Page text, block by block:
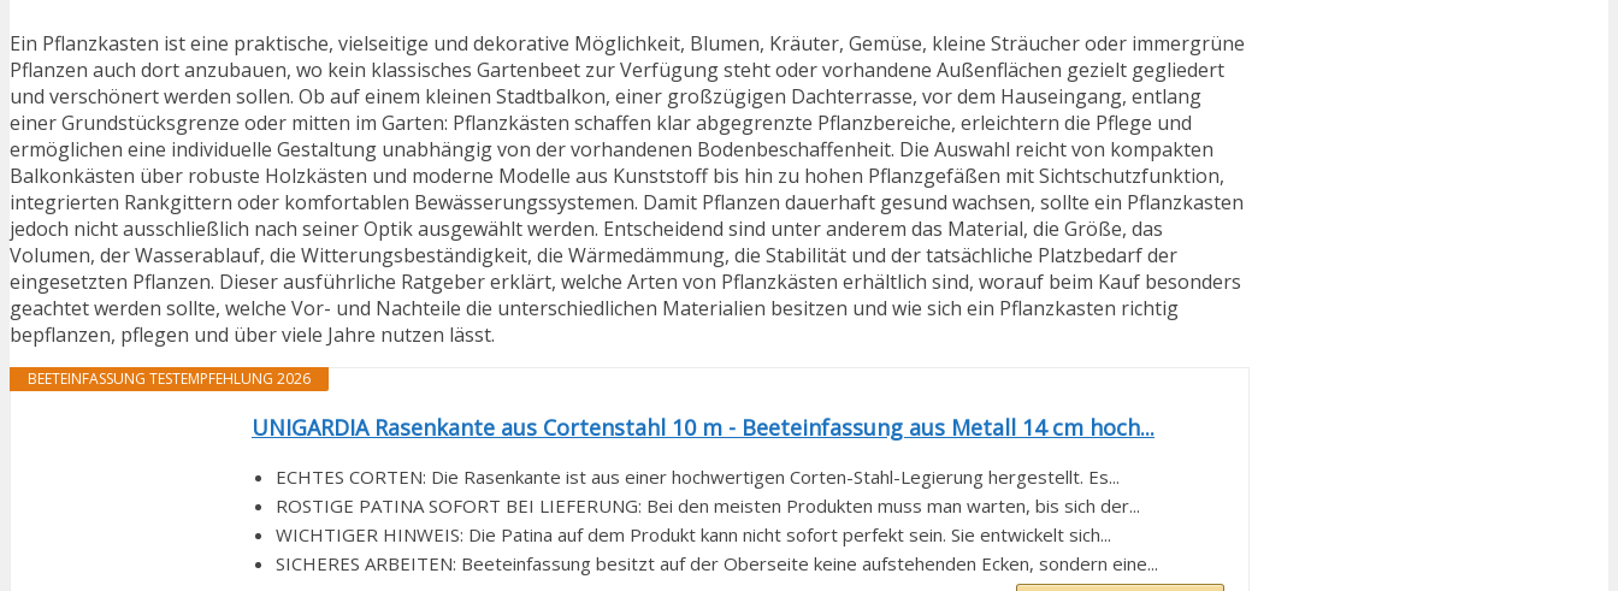
Ein Pflanzkasten ist eine praktische, vielseitige und dekorative Möglichkeit, Blumen, Kräuter, Gemüse, kleine Sträucher oder immergrüne
Pflanzen auch dort anzubauen, wo kein klassisches Gartenbeet zur Verfügung steht oder vorhandene Außenflächen gezielt gegliedert
und verschönert werden sollen. Ob auf einem kleinen Stadtbalkon, einer großzügigen Dachterrasse, vor dem Hauseingang, entlang
einer Grundstücksgrenze oder mitten im Garten: Pflanzkästen schaffen klar abgegrenzte Pflanzbereiche, erleichtern die Pflege und
ermöglichen eine individuelle Gestaltung unabhängig von der vorhandenen Bodenbeschaffenheit. Die Auswahl reicht von kompakten
Balkonkästen über robuste Holzkästen und moderne Modelle aus Kunststoff bis hin zu hohen Pflanzgefäßen mit Sichtschutzfunktion,
integrierten Rankgittern oder komfortablen Bewässerungssystemen. Damit Pflanzen dauerhaft gesund wachsen, sollte ein Pflanzkasten
jedoch nicht ausschließlich nach seiner Optik ausgewählt werden. Entscheidend sind unter anderem das Material, die Größe, das
Volumen, der Wasserablauf, die Witterungsbeständigkeit, die Wärmedämmung, die Stabilität und der tatsächliche Platzbedarf der
eingesetzten Pflanzen. Dieser ausführliche Ratgeber erklärt, welche Arten von Pflanzkästen erhältlich sind, worauf beim Kauf besonders
geachtet werden sollte, welche Vor- und Nachteile die unterschiedlichen Materialien besitzen und wie sich ein Pflanzkasten richtig
bepflanzen, pflegen und über viele Jahre nutzen lässt.
BEETEINFASSUNG TESTEMPFEHLUNG 2026
UNIGARDIA Rasenkante aus Cortenstahl 10 m - Beeteinfassung aus Metall 14 cm hoch...
ECHTES CORTEN: Die Rasenkante ist aus einer hochwertigen Corten-Stahl-Legierung hergestellt. Es...
ROSTIGE PATINA SOFORT BEI LIEFERUNG: Bei den meisten Produkten muss man warten, bis sich der...
WICHTIGER HINWEIS: Die Patina auf dem Produkt kann nicht sofort perfekt sein. Sie entwickelt sich...
SICHERES ARBEITEN: Beeteinfassung besitzt auf der Oberseite keine aufstehenden Ecken, sondern eine...